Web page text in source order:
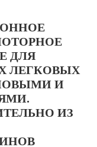
ДЛЯ
ЛЕГКОВЫХ
И
ИЗ